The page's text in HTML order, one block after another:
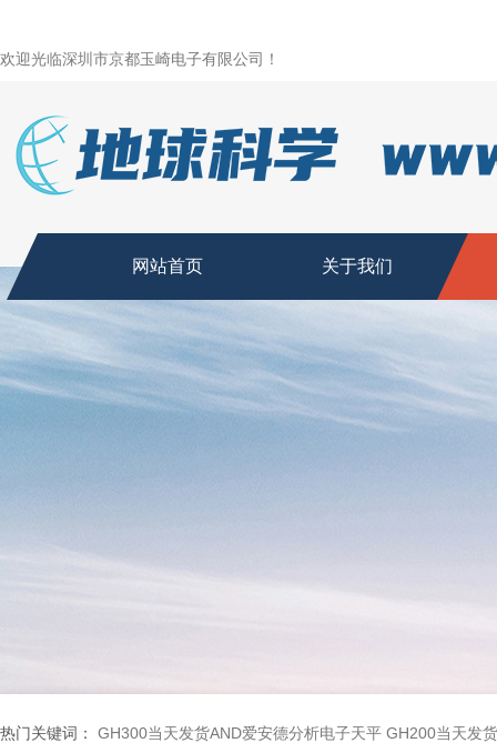
欢迎光临深圳市京都玉崎电子有限公司！
网站首页 关于我们
热门关键词： GH300当天发货AND爱安德分析电子天平 GH200当天发